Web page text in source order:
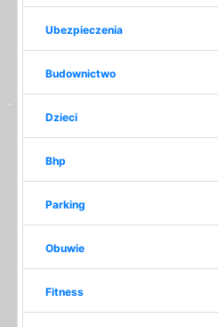
Ubezpieczenia
Budownictwo
Dzieci
Bhp
Parking
Obuwie
Fitness